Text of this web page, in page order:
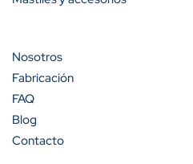
Banderín 40x60 PDF
Nosotros
Fabricación
FAQ
Blog
Contacto